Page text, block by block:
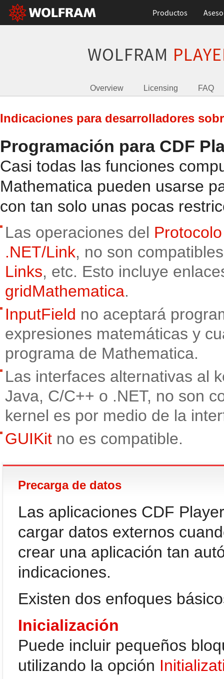
Productos
WOLFRAM
Overview Licensing FAQ
Indicaciones para desarrolladores
Programación para CDF
Casi todas las funciones
Mathematica pueden usarse
con tan solo unas pocas
Las operaciones del
.NET/Link, no son
Links, etc. Esto incluye
gridMathematica.
InputField no aceptará
expresiones matemáticas y
programa de Mathematica.
Las interfaces alternativas al
Java, C/C++ o .NET, no son
kernel es por medio de la
GUIKit no es compatible.
Precarga de datos
Las aplicaciones CDF
cargar datos externos
crear una aplicación tan
indicaciones.
Existen dos enfoques
Inicialización
Puede incluir pequeños
utilizando la opción